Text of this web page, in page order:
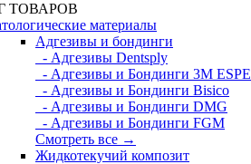
ТОВАРОВ
материалы
Адгезивы и бондинги
- Адгезивы Dentsply
- Адгезивы и Бондинги 3M ESPE
- Адгезивы и Бондинги Bisico
- Адгезивы и Бондинги DMG
- Адгезивы и Бондинги FGM
Смотреть все →
Жидкотекучий композит